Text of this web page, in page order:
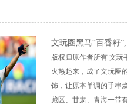
文玩圈黑马“百香籽
版权归原作者所有 文
火热起来，成了文玩圈
饰，让原本单调的手串
藏区、甘肃、青海一带